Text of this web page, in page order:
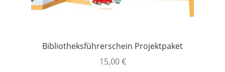
Bibliotheksführerschein Projektpaket
15,00€